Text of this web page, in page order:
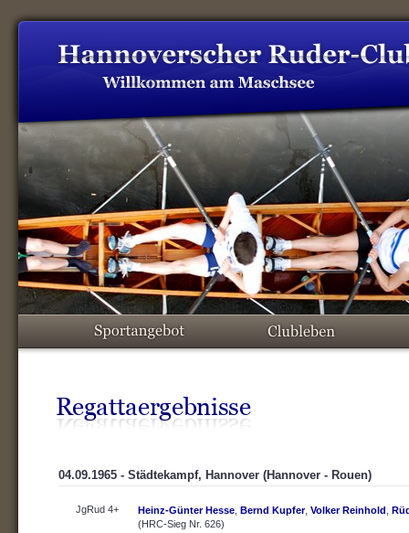
04.09.1965 - Städtekampf, Hannover (Hannover - Rouen)
JgRud 4+ Heinz-Günter Hesse Bernd Kupfer, Volker Reinhold
(HRC-Sieg Nr. 626)